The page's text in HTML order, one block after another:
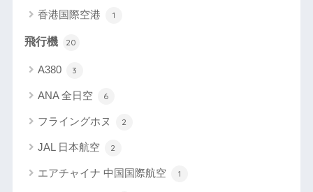
香港国際空港 1
飛行機 20
A380 3
ANA 全日空 6
フライングホヌ 2
JAL 日本航空 2
エアチャイナ 中国国際航空 1